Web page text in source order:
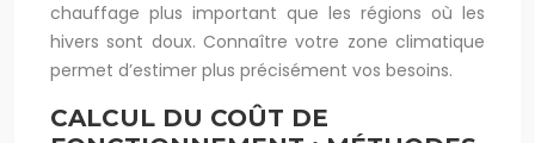
chauffage plus important que les régions où les
hivers sont doux. Connaître votre zone climatique
permet d’estimer plus précisément vos besoins.
CALCUL DU COÛT DE